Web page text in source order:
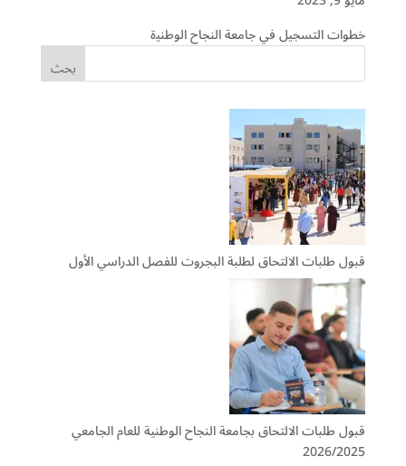
ﺧﻄﻮاﺕ اﻟﺘﺴﺠﻴﻞ ﻓﻲ ﺟﺎﻣﻌﺔ اﻟﻨﺠﺎﺡ اﻟﻮﻃﻨﻴة
قبول طلبات الالتحاق لطلبة البجروت للفصل الدراسي الأول
قبول طلبات الالتحاق بجامعة النجاح الوطنية للعام الجامعي
2026/2025